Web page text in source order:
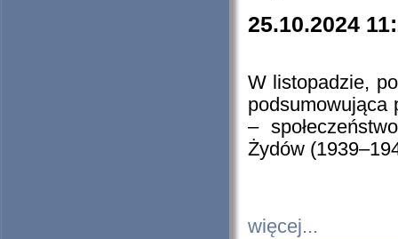
25.10.2024
W listopadzie,
podsumowująca
–
Żydów
więcej...